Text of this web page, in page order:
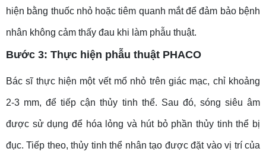
hiện bằng thuốc nhỏ hoặc tiêm quanh mắt để đảm bảo bệnh
nhân không cảm thấy đau khi làm phẫu thuật.
Bước 3: Thực hiện phẫu thuật PHACO
Bác sĩ thực hiện một vết mổ nhỏ trên giác mạc, chỉ khoảng
2-3 mm, để tiếp cận thủy tinh thể. Sau đó, sóng siêu âm
được sử dụng để hóa lỏng và hút bỏ phần thủy tinh thể bị
đục. Tiếp theo, thủy tinh thể nhân tạo được đặt vào vị trí của